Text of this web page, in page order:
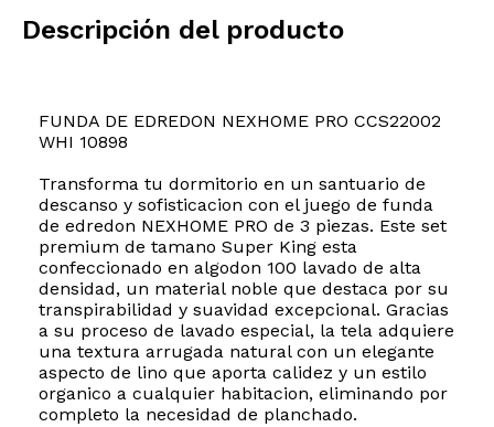
Descripción del producto
FUNDA DE EDREDON NEXHOME PRO CCS22002
WHI 10898
Transforma tu dormitorio en un santuario de
descanso y sofisticacion con el juego de funda
de edredon NEXHOME PRO de 3 piezas. Este set
premium de tamano Super King esta
confeccionado en algodon 100 lavado de alta
densidad, un material noble que destaca por su
transpirabilidad y suavidad excepcional. Gracias
a su proceso de lavado especial, la tela adquiere
una textura arrugada natural con un elegante
aspecto de lino que aporta calidez y un estilo
organico a cualquier habitacion, eliminando por
completo la necesidad de planchado.